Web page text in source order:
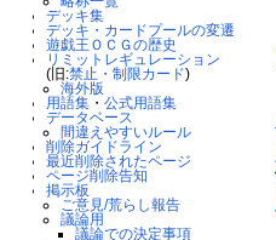
デッキ集
デッキ・カードプールの変遷
遊戯王ＯＣＧの歴史
リミットレギュレーション
(旧:禁止・制限カード)
海外版
用語集 ・公式用語集
データベース
間違えやすいルール
削除ガイドライン
最近削除されたページ
ページ削除告知
掲示板
ご意見/荒らし報告
議論用
議論での決定事項